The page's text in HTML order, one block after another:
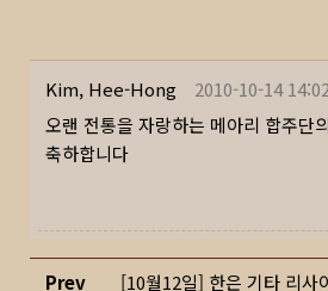
Kim, Hee-Hong
2010-10-14
오랜 전통을 자랑하는 메아리 합주단
축하합니다
Prev [10월12일] 한은 기타 리사